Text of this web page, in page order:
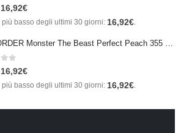
16,92€
più basso degli ultimi 30 giorni: 16,92€.
16,92€
più basso degli ultimi 30 giorni: 16,92€.